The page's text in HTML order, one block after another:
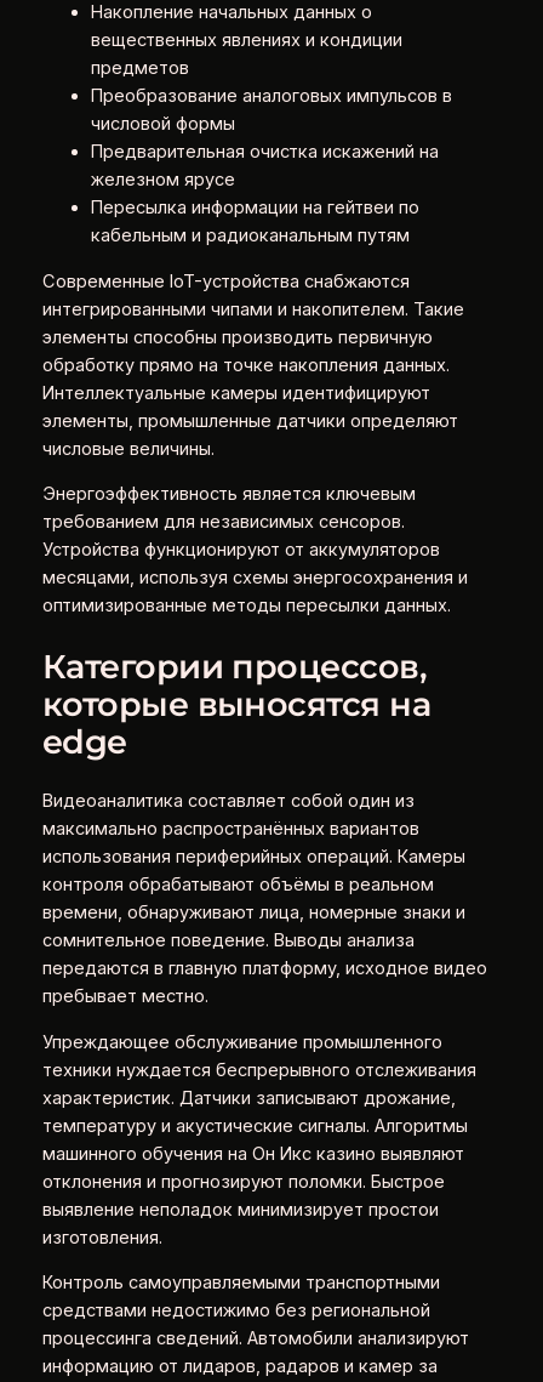
Накопление начальных данных о
вещественных явлениях и кондиции
предметов
Преобразование аналоговых импульсов в
числовой формы
Предварительная очистка искажений на
железном ярусе
Пересылка информации на гейтвеи по
кабельным и радиоканальным путям
Современные IoT-устройства снабжаются
интегрированными чипами и накопителем. Такие
элементы способны производить первичную
обработку прямо на точке накопления данных.
Интеллектуальные камеры идентифицируют
элементы, промышленные датчики определяют
числовые величины.
Энергоэффективность является ключевым
требованием для независимых сенсоров.
Устройства функционируют от аккумуляторов
месяцами, используя схемы энергосохранения и
оптимизированные методы пересылки данных.
Категории процессов,
которые выносятся на
edge
Видеоаналитика составляет собой один из
максимально распространённых вариантов
использования периферийных операций. Камеры
контроля обрабатывают объёмы в реальном
времени, обнаруживают лица, номерные знаки и
сомнительное поведение. Выводы анализа
передаются в главную платформу, исходное видео
пребывает местно.
Упреждающее обслуживание промышленного
техники нуждается беспрерывного отслеживания
характеристик. Датчики записывают дрожание,
температуру и акустические сигналы. Алгоритмы
машинного обучения на Он Икс казино выявляют
отклонения и прогнозируют поломки. Быстрое
выявление неполадок минимизирует простои
изготовления.
Контроль самоуправляемыми транспортными
средствами недостижимо без региональной
процессинга сведений. Автомобили анализируют
информацию от лидаров, радаров и камер за